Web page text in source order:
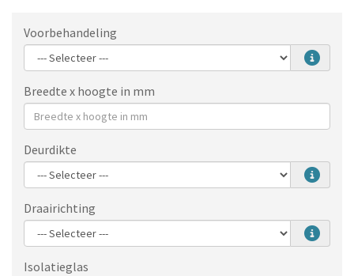
Voorbehandeling
Breedte x hoogte in mm
Deurdikte
Draairichting
Isolatieglas